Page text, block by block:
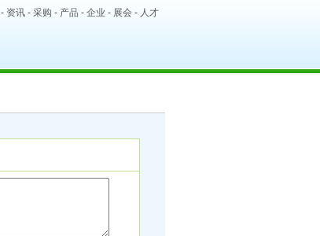
- 资讯 - 采购 - 产品 - 企业 - 展会 - 人才